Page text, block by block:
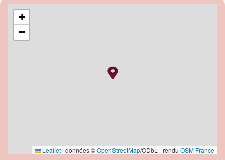
+
−
Leaflet | données ©OpenStreetMap/ODbL - rendu OSM France